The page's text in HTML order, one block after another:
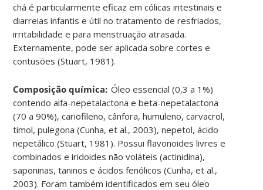
chá é particularmente eficaz em cólicas intestinais e
diarreias infantis e útil no tratamento de resfriados,
irritabilidade e para menstruação atrasada.
Externamente, pode ser aplicada sobre cortes e
contusões (Stuart, 1981).
Composição química: Óleo essencial (0,3 a 1%)
contendo alfa-nepetalactona e beta-nepetalactona
(70 a 90%), cariofileno, cânfora, humuleno, carvacrol,
timol, pulegona (Cunha, et al., 2003), nepetol, ácido
nepetálico (Stuart, 1981). Possui flavonoides livres e
combinados e iridoides não voláteis (actinidina),
saponinas, taninos e ácidos fenólicos (Cunha, et al.,
2003). Foram também identificados em seu óleo